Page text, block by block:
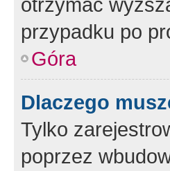
przypadku po
Góra
Dlaczego
Tylko
poprzez